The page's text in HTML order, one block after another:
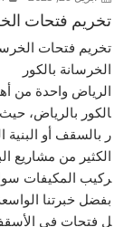
تخريم فتحات
تخريم فتحات
الخرسانة بالكور
الرياض واحدة من
الكور بالرياض،
ر بالسقف أو البنية
الكثير من مشاريع
ركيب المكيفات
بفضل خبرتنا
ل فتحات في